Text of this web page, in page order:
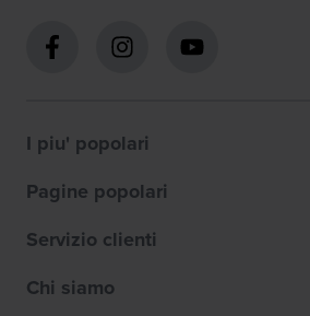
I piu' popolari
Pagine popolari
Servizio clienti
Chi siamo